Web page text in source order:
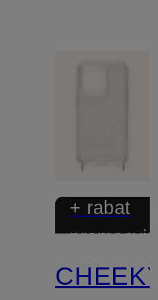
+ rabat
promocyjny
CHEEKY